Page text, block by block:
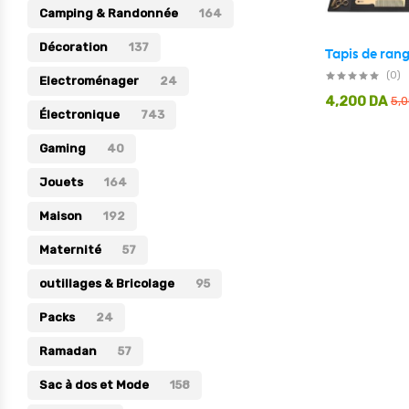
Électronique
Jouets
Maison
Maternité
Outillages & Bricolage
Packs
Sac à dos et Mode
Soins & Beauté
Sport
Divers
(0)
4,200 DA
Camping & Randonnée 164
Décoration 137
Electroménager 24
Électronique 743
Gaming 40
Jouets 164
Maison 192
Maternité 57
outillages & Bricolage 95
Packs 24
Ramadan 57
Sac à dos et Mode 158